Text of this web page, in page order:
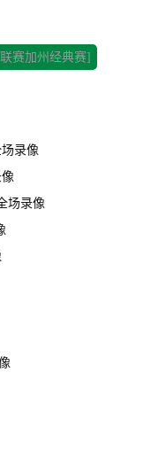
赛加州经典赛]
录像
场录像